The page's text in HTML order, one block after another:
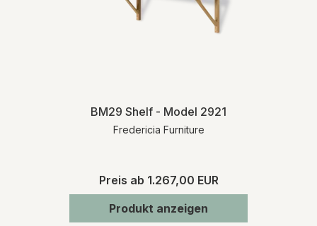
BM29 Shelf - Model 2921
Fredericia Furniture
Preis ab 1.267,00 EUR
Produkt anzeigen